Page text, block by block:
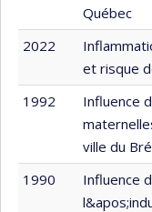
Québec
2022
et risque
1992
Influence
ville du
1990
Influence